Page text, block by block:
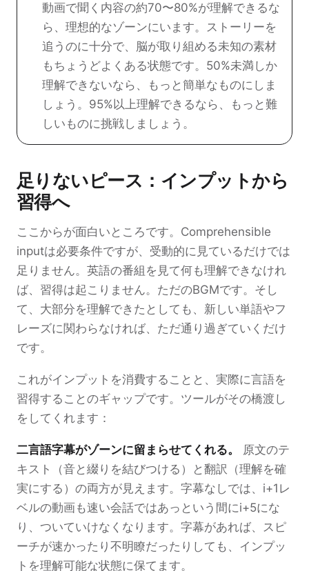
動画で聞く内容の約70〜80%が理解できるな
ら、理想的なゾーンにいます。ストーリーを
追うのに十分で、脳が取り組める未知の素材
もちょうどよくある状態です。50%未満しか
理解できないなら、もっと簡単なものにしま
しょう。95%以上理解できるなら、もっと難
しいものに挑戦しましょう。
足りないピース：インプットから
習得へ
ここからが面白いところです。Comprehensible
inputは必要条件ですが、受動的に見ているだけでは
足りません。英語の番組を見て何も理解できなけれ
ば、習得は起こりません。ただのBGMです。そし
て、大部分を理解できたとしても、新しい単語やフ
レーズに関わらなければ、ただ通り過ぎていくだけ
です。
これがインプットを消費することと、実際に言語を
習得することのギャップです。ツールがその橋渡し
をしてくれます：
二言語字幕がゾーンに留まらせてくれる。
原文のテ
キスト（音と綴りを結びつける）と翻訳（理解を確
実にする）の両方が見えます。字幕なしでは、i+1レ
ベルの動画も速い会話ではあっという間にi+5にな
り、ついていけなくなります。字幕があれば、スピ
ーチが速かったり不明瞭だったりしても、インプッ
トを理解可能な状態に保てます。